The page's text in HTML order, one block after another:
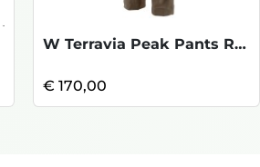
W Terravia Peak Pants Reg. -Marlow Brown
€ 170,00